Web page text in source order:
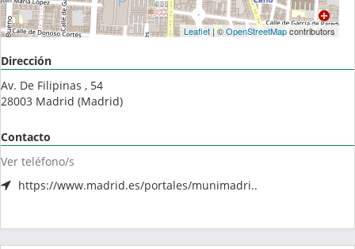
Leaflet| ©OpenStreetMapcontributors
Dirección
Av. De Filipinas , 54
28003 Madrid (Madrid)
Contacto
Ver teléfono/s
https://www.madrid.es/portales/munimadri..